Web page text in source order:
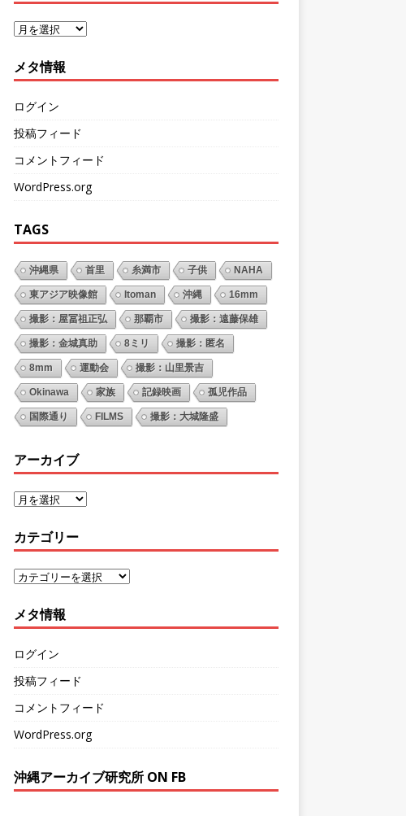
メタ情報
ログイン
投稿フィード
コメントフィード
WordPress.org
TAGS
沖縄県 首里 糸満市 子供 NAHA
東アジア映像館 Itoman 沖縄 16mm
撮影：屋冨祖正弘 那覇市 撮影：遠藤保雄
撮影：金城真助 8ミリ 撮影：匿名
8mm 運動会 撮影：山里景吉
Okinawa 家族 記録映画 孤児作品
国際通り FILMS 撮影：大城隆盛
アーカイブ
カテゴリー
メタ情報
ログイン
投稿フィード
コメントフィード
WordPress.org
沖縄アーカイブ研究所 ON FB